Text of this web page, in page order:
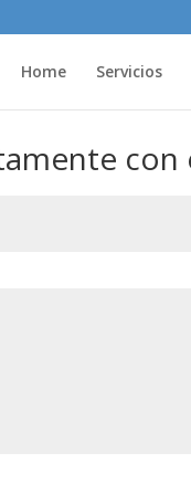
Home Servicios